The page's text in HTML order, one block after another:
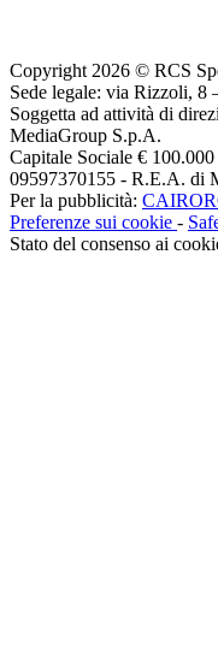
Copyright 2026 © RCS
Sede legale: via Rizzoli, 8
Soggetta ad attività di
MediaGroup S.p.A.
Capitale Sociale €
09597370155 - R.E.A. di
Per la pubblicità:
Preferenze sui cookie -
Stato del consenso ai